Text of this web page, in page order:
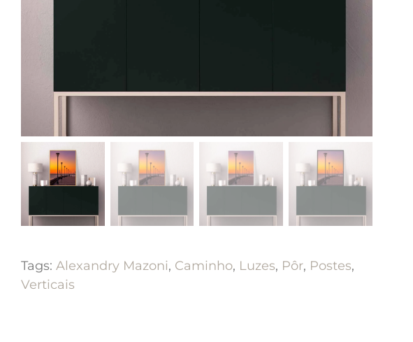
Tags: Alexandry Mazoni, Caminho, Luzes, Pôr, Postes,
Verticais